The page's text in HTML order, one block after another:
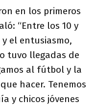
en los primeros
“Entre los 10 y
el entusiasmo,
tuvo llegadas de
al fútbol y la
hacer. Tenemos
y chicos jóvenes